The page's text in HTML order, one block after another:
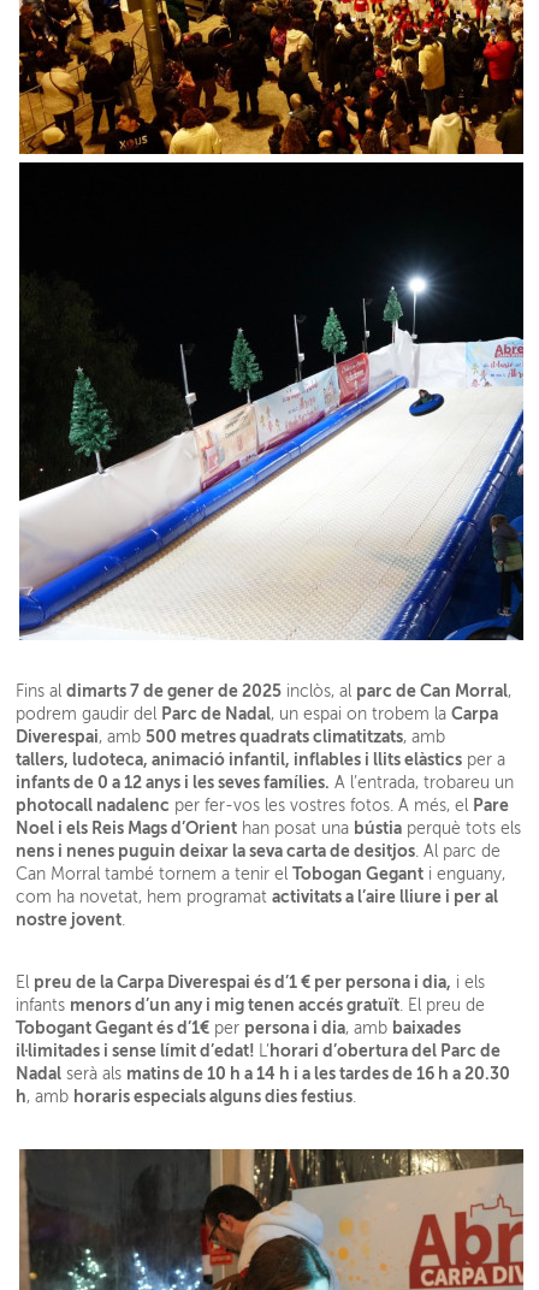
Fins aldimarts 7 de gener de 2025 inclòs, al parc de Can Morral,
podrem gaudir del Parc de Nadal, un espai on trobem laCarpa
Diverespai, amb500 metres quadrats climatitzats, amb
tallers, ludoteca, animació infantil, inflables i llits elàstics per a
infants de 0 a 12 anys i les seves famílies. A l’entrada, trobareu un
photocall nadalenc per fer-vos les vostres fotos. A més, el Pare
Noel i els Reis Mags d’Orient han posat una bústia perquè tots els
nens i nenes puguin deixar la seva carta de desitjos. Al parc de
Can Morral també tornem a tenir elTobogan Gegant i enguany,
com ha novetat, hem programatactivitats a l’aire lliure i per al
nostre jovent.
El preu de la Carpa Diverespai és d’1 € per persona i dia, i els
infants menors d’un any i mig tenen accés gratuït. El preu de
Tobogant Gegant és d’1€ per persona i dia, amb baixades
il·limitades i sense límit d’edat! L’ horari d’obertura del Parc de
Nadal serà als matins de 10 h a 14 h i a les tardes de 16 h a 20.30
h, amb horaris especials alguns dies festius.